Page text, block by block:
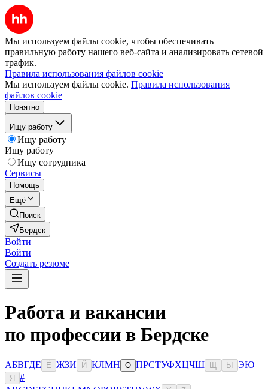
Мы используем файлы cookie, чтобы обеспечивать
правильную работу нашего веб-сайта и анализировать сетевой
трафик.
Правила использования файлов cookie
Мы используем файлы cookie. Правила использования
файлов cookie
Понятно
Ищу работу
Ищу работу
Ищу работу
Ищу сотрудника
Сервисы
Помощь
Ещё
Поиск
Бердск
Войти
Войти
Создать резюме
Работа и вакансии
по профессии в Бердске
АБВГДЕ Ё ЖЗИ Й КЛМН О ПРСТУФХЦЧШ Ы ЭЮ
Я
#